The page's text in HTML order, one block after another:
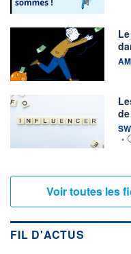
•
Voir toutes les
FIL D'ACTUS